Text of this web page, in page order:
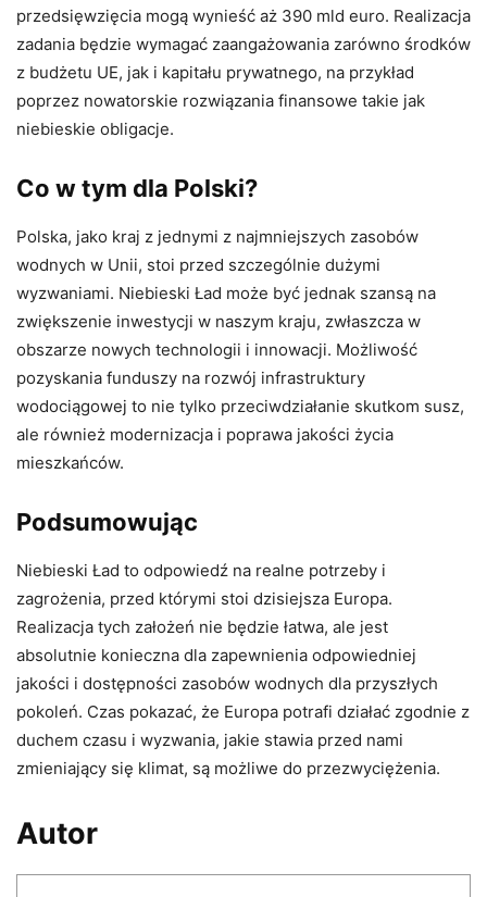
przedsięwzięcia mogą wynieść aż 390 mld euro. Realizacja
zadania będzie wymagać zaangażowania zarówno środków
z budżetu UE, jak i kapitału prywatnego, na przykład
poprzez nowatorskie rozwiązania finansowe takie jak
niebieskie obligacje.
Co w tym dla Polski?
Polska, jako kraj z jednymi z najmniejszych zasobów
wodnych w Unii, stoi przed szczególnie dużymi
wyzwaniami. Niebieski Ład może być jednak szansą na
zwiększenie inwestycji w naszym kraju, zwłaszcza w
obszarze nowych technologii i innowacji. Możliwość
pozyskania funduszy na rozwój infrastruktury
wodociągowej to nie tylko przeciwdziałanie skutkom susz,
ale również modernizacja i poprawa jakości życia
mieszkańców.
Podsumowując
Niebieski Ład to odpowiedź na realne potrzeby i
zagrożenia, przed którymi stoi dzisiejsza Europa.
Realizacja tych założeń nie będzie łatwa, ale jest
absolutnie konieczna dla zapewnienia odpowiedniej
jakości i dostępności zasobów wodnych dla przyszłych
pokoleń. Czas pokazać, że Europa potrafi działać zgodnie z
duchem czasu i wyzwania, jakie stawia przed nami
zmieniający się klimat, są możliwe do przezwyciężenia.
Autor